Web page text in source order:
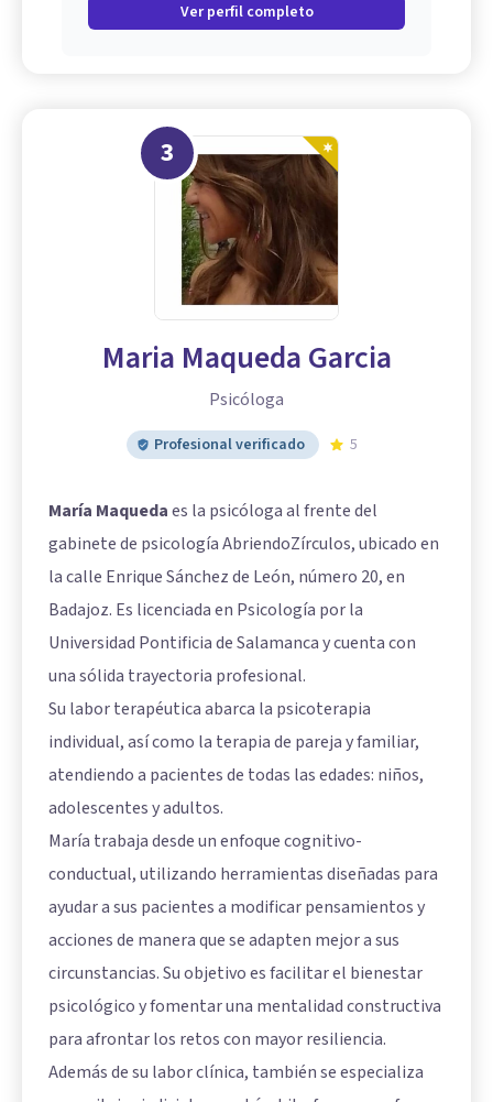
Ver perfil completo
3
Maria Maqueda Garcia
Psicóloga
Profesional verificado 5
María Maquedaes la psicóloga al frente del
gabinete de psicología AbriendoZírculos, ubicado en
la calle Enrique Sánchez de León, número 20, en
Badajoz. Es licenciada en Psicología por la
Universidad Pontificia de Salamanca y cuenta con
una sólida trayectoria profesional.
Su labor terapéutica abarca la psicoterapia
individual, así como la terapia de pareja y familiar,
atendiendo a pacientes de todas las edades: niños,
adolescentes y adultos.
María trabaja desde un enfoque cognitivo-
conductual, utilizando herramientas diseñadas para
ayudar a sus pacientes a modificar pensamientos y
acciones de manera que se adapten mejor a sus
circunstancias. Su objetivo es facilitar el bienestar
psicológico y fomentar una mentalidad constructiva
para afrontar los retos con mayor resiliencia.
Además de su labor clínica, también se especializa